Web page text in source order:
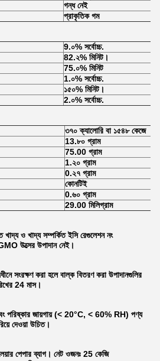
গন্ধ নেই
প্রাকৃতিক গম
9.০% সর্বোচ্চ.
82.২% মিনিট।
75.০% মিনিট
1.০% সর্বোচ্চ.
১৫০% মিনিট।
2.০% সর্বোচ্চ.
৩৭০ ক্যালোরি বা ১৫৪৮ কেজে
13.৮০ গ্রাম
75.00 গ্রাম
1.২০ গ্রাম
0.২৭ গ্রাম
কোনটিই
0.৬০ গ্রাম
29.00 মিলিগ্রাম
খাদ্য ও খাদ্য সম্পর্কিত ইসি রেগুলেশন নং
উত্সের উপাদান নেই।
সংরক্ষণ করা হলে বাল্ক বিতরণ করা উপাদানগুলির
24 মাস।
পরিষ্কার জায়গায় (< 20°C, < 60% RH) পণ্য
দেওয়া উচিত।
পেপার ব্যাগ। নেট ওজনঃ 25 কেজি